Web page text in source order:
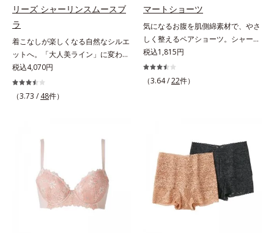
リーズ シャーリンスムースブ
ラ
着こなしが楽しくなる自然なシルエ
ットへ。「大人美ライン」に変わる
ブラ。広い「シャーリングカップ」
で、そげ胸に丸みメイク「大人世代
のボディを美しく魅せる」という発
で、そげ胸に自然な丸みをメイク。
も段差すっきり。タイトなニットで
もキレイに着こなせる「大人美ライ
ン」に変わります。
税込4,070円
（3.73 / 48件）
マートショーツ
気になるお腹を肌側綿素材で、やさ
しく整えるペアショーツ。シャーリ
ンフィットブラとペアでおすすめの
ショーツ「ありのままの自分で美し
くなる」という思想の「プレイズメ
ストは折り返し仕様で、くいこみな
くラクなはきごこちです。
税込1,815円
（3.64 /22件）